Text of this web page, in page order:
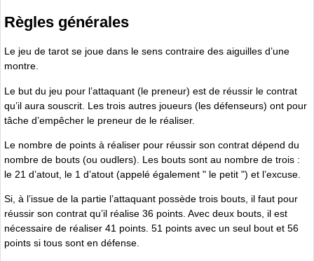
Règles générales
Le jeu de tarot se joue dans le sens contraire des aiguilles d’une
montre.
Le but du jeu pour l’attaquant (le preneur) est de réussir le contrat
qu’il aura souscrit. Les trois autres joueurs (les défenseurs) ont pour
tâche d’empêcher le preneur de le réaliser.
Le nombre de points à réaliser pour réussir son contrat dépend du
nombre de bouts (ou oudlers). Les bouts sont au nombre de trois :
le 21 d’atout, le 1 d’atout (appelé également " le petit ") et l’excuse.
Si, à l’issue de la partie l’attaquant possède trois bouts, il faut pour
réussir son contrat qu’il réalise 36 points. Avec deux bouts, il est
nécessaire de réaliser 41 points. 51 points avec un seul bout et 56
points si tous sont en défense.